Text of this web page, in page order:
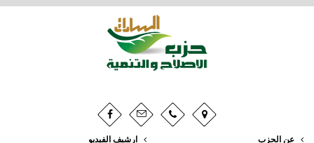
عن الحزب ارشيف الفيديو